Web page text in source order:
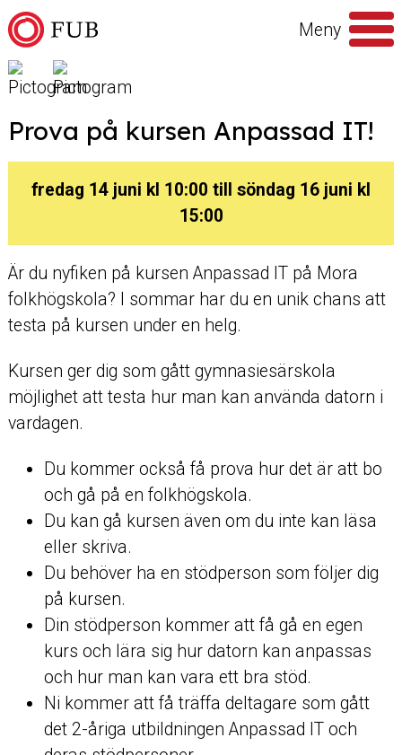
Hoppa till innehåll
Meny
Sök
Prova på kursen Anpassad IT!
fredag 14 juni kl 10:00 till söndag 16 juni kl
15:00
Är du nyfiken på kursen Anpassad IT på Mora
folkhögskola? I sommar har du en unik chans att
testa på kursen under en helg.
Kursen ger dig som gått gymnasiesärskola
möjlighet att testa hur man kan använda datorn i
vardagen.
Du kommer också få prova hur det är att bo
och gå på en folkhögskola.
Du kan gå kursen även om du inte kan läsa
eller skriva.
Du behöver ha en stödperson som följer dig
på kursen.
Din stödperson kommer att få gå en egen
kurs och lära sig hur datorn kan anpassas
och hur man kan vara ett bra stöd.
Ni kommer att få träffa deltagare som gått
det 2-åriga utbildningen Anpassad IT och